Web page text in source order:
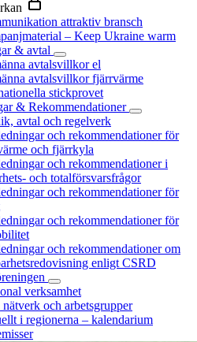
attraktiv bransch
– Keep Ukraine warm
& avtal
avtalsvillkor el
avtalsvillkor fjärrvärme
stickprovet
& Rekommendationer
avtal och regelverk
och rekommendationer för
och fjärrkyla
och rekommendationer i
och totalförsvarsfrågor
och rekommendationer för
och rekommendationer för
och rekommendationer om
enligt CSRD
verksamhet
nätverk och arbetsgrupper
i regionerna – kalendarium